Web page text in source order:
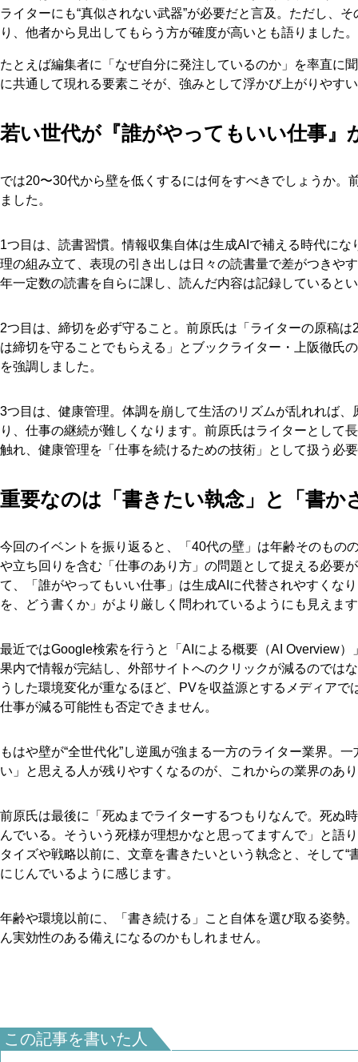
ライターにも“真似されない武器”が必要だと言及。ただし、
り、他者から見出してもらう方が確度が高いとも語りました。
たとえば編集者に「なぜ自分に発注しているのか」を率直に
に共通して現れる要素こそが、強みとして浮かび上がりやす
若い世代が『誰がやってもいい仕事』
では20〜30代から壁を低くするには何をすべきでしょうか。
ました。
1つ目は、読書習慣。情報収集自体は生成AIで補える時代に
理の組み立て、表現の引き出しは日々の読書量で差がつきや
年一定数の読書を自らに課し、読んだ内容は記録していると
2つ目は、締切を必ず守ること。前原氏は「ライターの原稿
は締切を守ることでもらえる」とブックライター・上阪徹氏
を強調しました。
3つ目は、健康管理。体調を崩して生活のリズムが乱れれば
り、仕事の継続が難しくなります。前原氏はライターとして
触れ、健康管理を「仕事を続けるための技術」として扱う必
重要なのは「書きたい執念」と「書か
今回のイベントを振り返ると、「40代の壁」は年齢そのもの
や立ち回りを含む「仕事のあり方」の問題として捉える必要
て、「誰がやってもいい仕事」は生成AIに代替されやすくな
を、どう書くか」がより厳しく問われているようにも見えま
最近ではGoogle検索を行うと「AIによる概要（AI Overview
果内で情報が完結し、外部サイトへのクリックが減るのでは
うした環境変化が重なるほど、PVを収益源とするメディアで
仕事が減る可能性も否定できません。
もはや壁が“全世代化”し逆風が強まる一方のライター業界。
い」と思える人が残りやすくなるのが、これからの業界のあ
前原氏は最後に「死ぬまでライターするつもりなんで。死ぬ
んでいる。そういう死様が理想かなと思ってますんで」と語
タイズや戦略以前に、文章を書きたいという執念と、そして“
にじんでいるように感じます。
年齢や環境以前に、「書き続ける」こと自体を選び取る姿勢
ん実効性のある備えになるのかもしれません。
この記事を書いた人